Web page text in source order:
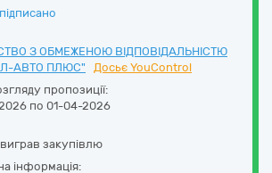
З ОБМЕЖЕНОЮ ВІДПОВІДАЛЬНІСТЮ
АВТО ПЛЮС"
Досьє YouControl
пропозиції:
по 01-04-2026
закупівлю
інформація: